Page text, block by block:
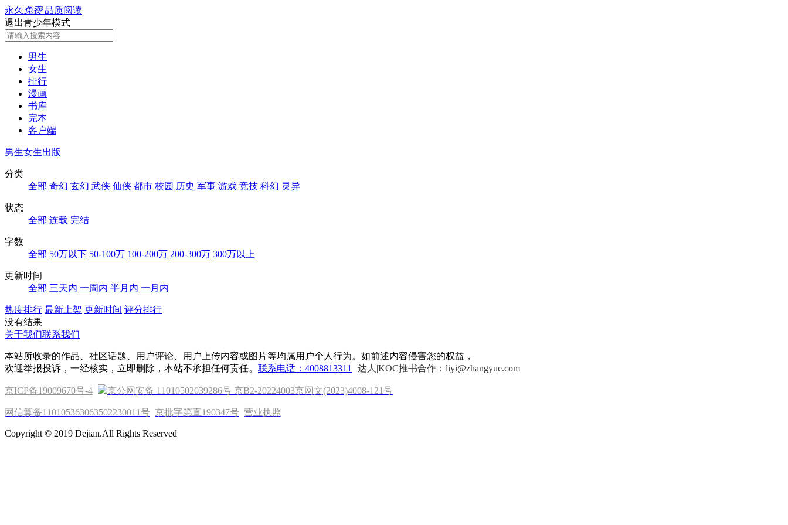
永久 免费品质阅读
退出青少年模式
男生
女生
排行
漫画
书库
完本
客户端
男生女生出版
分类
全部 奇幻 玄幻 武侠 仙侠 都市 校园 历史 军事 游戏 竞技 科幻 灵异
状态
全部 连载 完结
字数
全部 50万以下 50-100万 100-200万 200-300万 300万以上
更新时间
全部 三天内 一周内 半月内 一月内
热度排行 最新上架 更新时间 评分排行
没有结果
关于我们联系我们
本站所收录的作品、社区话题、用户评论、用户上传内容或图片等均属用户个人行为。如前述内容侵害您的权益，
欢迎举报投诉，一经核实，立即删除，本站不承担任何责任。 联系电话：4008813311 达人|KOC推书合作：liyi@zhangyue.com
京ICP备19009670号-4 京公网安备 11010502039286号 京B2-20224003京网文(2023)4008-121号
网信算备110105363063502230011号 京批字第直190347号 营业执照
Copyright © 2019 Dejian.All Rights Reserved